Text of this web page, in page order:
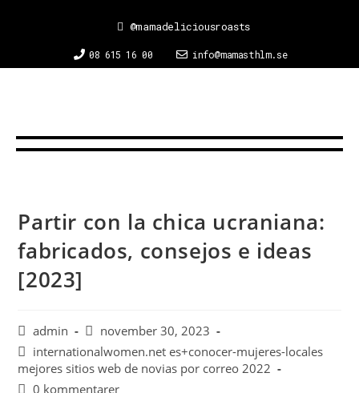
08 615 16 00 info@mamasthlm.se
@mamadeliciousroasts
Partir con la chica ucraniana:
fabricados, consejos e ideas
[2023]
admin
november 30, 2023
internationalwomen.net es+conocer-mujeres-locales
mejores sitios web de novias por correo 2022
0 kommentarer